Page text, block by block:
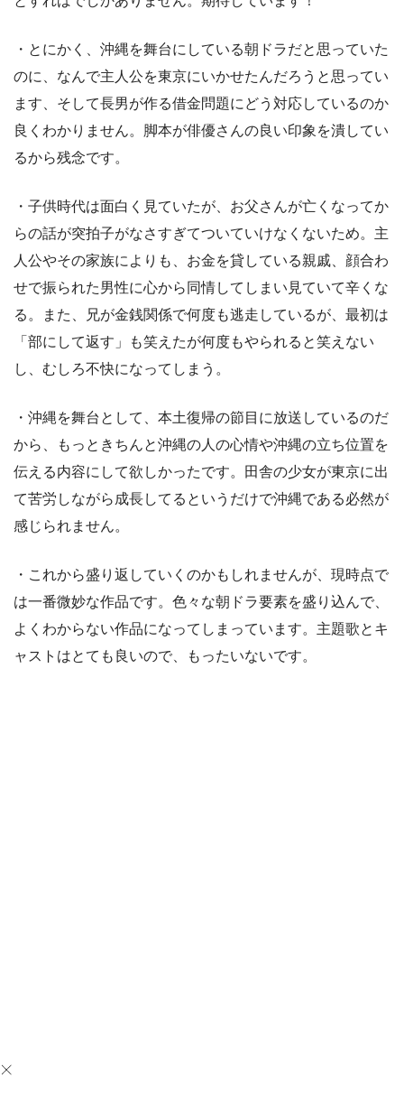
・とにかく、沖縄を舞台にしている朝ドラだと思っていた
のに、なんで主人公を東京にいかせたんだろうと思ってい
ます、そして長男が作る借金問題にどう対応しているのか
良くわかりません。脚本が俳優さんの良い印象を潰してい
るから残念です。
・子供時代は面白く見ていたが、お父さんが亡くなってか
らの話が突拍子がなさすぎてついていけなくないため。主
人公やその家族によりも、お金を貸している親戚、顔合わ
せで振られた男性に心から同情してしまい見ていて辛くな
る。また、兄が金銭関係で何度も逃走しているが、最初は
「部にして返す」も笑えたが何度もやられると笑えない
し、むしろ不快になってしまう。
・沖縄を舞台として、本土復帰の節目に放送しているのだ
から、もっときちんと沖縄の人の心情や沖縄の立ち位置を
伝える内容にして欲しかったです。田舎の少女が東京に出
て苦労しながら成長してるというだけで沖縄である必然が
感じられません。
・これから盛り返していくのかもしれませんが、現時点で
は一番微妙な作品です。色々な朝ドラ要素を盛り込んで、
よくわからない作品になってしまっています。主題歌とキ
ャストはとても良いので、もったいないです。